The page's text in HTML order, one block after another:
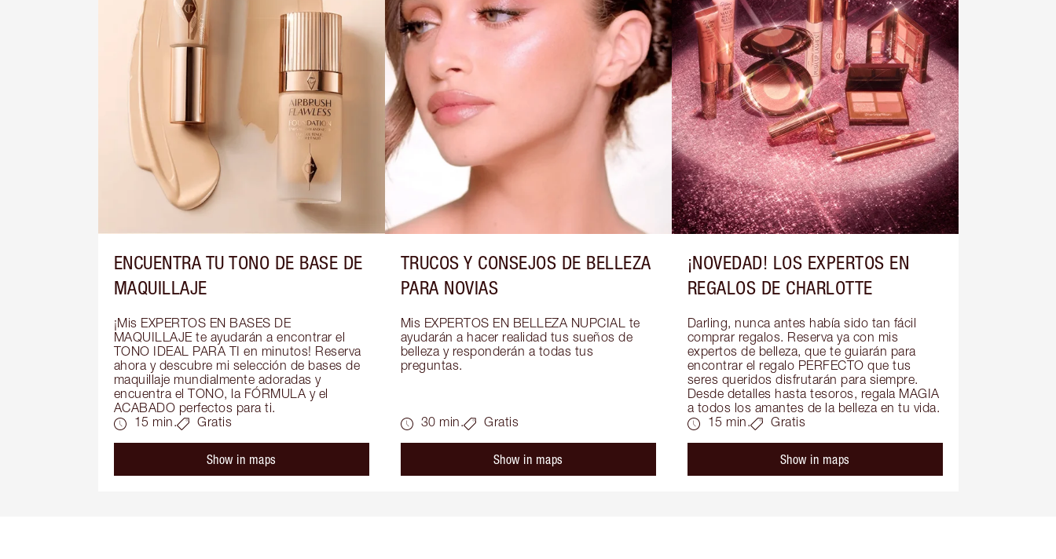
ENCUENTRA TU TONO DE BASE DE
MAQUILLAJE
¡Mis EXPERTOS EN BASES DE
MAQUILLAJE te ayudarán a encontrar el
TONO IDEAL PARA TI en minutos! Reserva
ahora y descubre mi selección de bases de
maquillaje mundialmente adoradas y
encuentra el TONO, la FÓRMULA y el
ACABADO perfectos para ti.
15 min.
Gratis
Show in maps
TRUCOS Y CONSEJOS DE BELLEZA
PARA NOVIAS
Mis EXPERTOS EN BELLEZA NUPCIAL te
ayudarán a hacer realidad tus sueños de
belleza y responderán a todas tus
preguntas.
30 min. Gratis
Show in maps
¡NOVEDAD! LOS EXPERTOS EN
REGALOS DE CHARLOTTE
Darling, nunca antes había sido tan fácil
comprar regalos. Reserva ya con mis
expertos de belleza, que te guiarán para
encontrar el regalo PERFECTO que tus
seres queridos disfrutarán para siempre.
Desde detalles hasta tesoros, regala MAGIA
a todos los amantes de la belleza en tu vida.
15 min.
Gratis
Show in maps